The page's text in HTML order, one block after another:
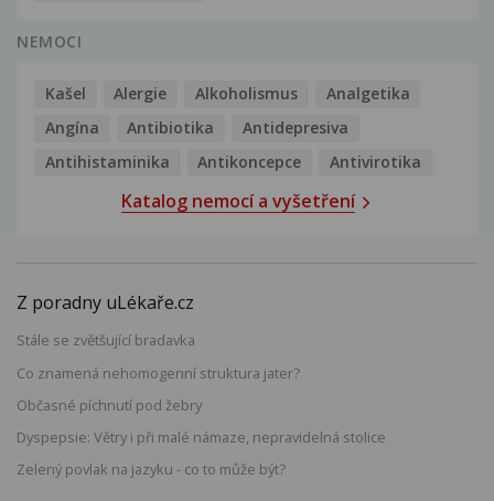
NEMOCI
Kašel Alergie Alkoholismus
Analgetika
Angína
Antibiotika
Antidepresiva
Antihistaminika
Antikoncepce Antivirotika
Katalog nemocí a vyšetření
Z poradny uLékaře.cz
Stále se zvětšující bradavka
Co znamená nehomogenní struktura jater?
Občasné píchnutí pod žebry
Dyspepsie: Větry i při malé námaze, nepravidelná stolice
Zelený povlak na jazyku - co to může být?